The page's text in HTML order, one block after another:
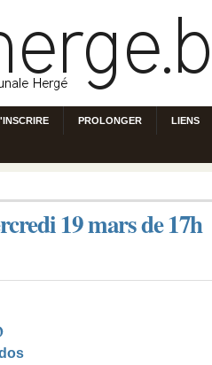
PROLONGER LIENS
19 mars de 17h